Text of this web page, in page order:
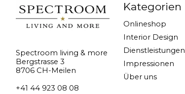
Spectroom living & more
Bergstrasse 3
8706 CH-Meilen
+41 44 923 08 08
Kategorien
Onlineshop
Interior Design
Dienstleistungen
Impressionen
Über uns